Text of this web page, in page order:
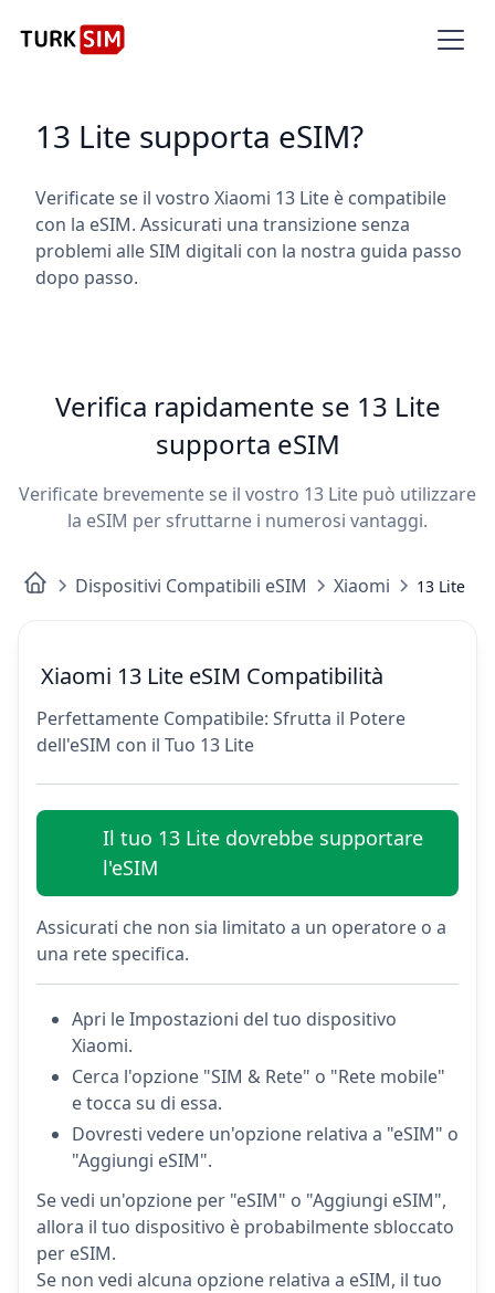
13 Lite supporta eSIM?
Verificate se il vostro Xiaomi 13 Lite è compatibile
con la eSIM. Assicurati una transizione senza
problemi alle SIM digitali con la nostra guida passo
dopo passo.
Verifica rapidamente se 13 Lite
supporta eSIM
Verificate brevemente se il vostro 13 Lite può utilizzare
la eSIM per sfruttarne i numerosi vantaggi.
Dispositivi Compatibili eSIM Xiaomi 13 Lite
Xiaomi 13 Lite eSIM Compatibilità
Perfettamente Compatibile: Sfrutta il Potere
dell'eSIM con il Tuo 13 Lite
Il tuo 13 Lite dovrebbe supportare
l'eSIM
Assicurati che non sia limitato a un operatore o a
una rete specifica.
Apri le Impostazioni del tuo dispositivo
Xiaomi.
Cerca l'opzione "SIM & Rete" o "Rete mobile"
e tocca su di essa.
Dovresti vedere un'opzione relativa a "eSIM" o
"Aggiungi eSIM".
Se vedi un'opzione per "eSIM" o "Aggiungi eSIM",
allora il tuo dispositivo è probabilmente sbloccato
per eSIM.
Se non vedi alcuna opzione relativa a eSIM, il tuo